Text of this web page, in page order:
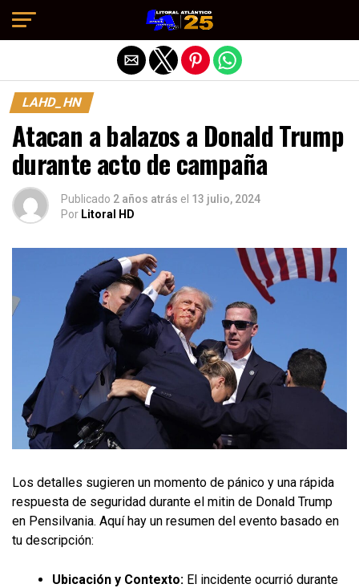
LAHD_HN
Atacan a balazos a Donald Trump
durante acto de campaña
Publicado 2 años atrás el 13 julio, 2024
Por Litoral HD
Los detalles sugieren un momento de pánico y una rápida
respuesta de seguridad durante el mitin de Donald Trump
en Pensilvania. Aquí hay un resumen del evento basado en
tu descripción:
Ubicación y Contexto: El incidente ocurrió durante
Salir de la versión móvil